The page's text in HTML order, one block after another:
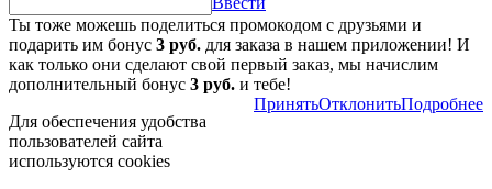
Ты тоже можешь поделиться промокодом с друзьями и
подарить им бонус 3 руб. для заказа в нашем приложении! И
как только они сделают свой первый заказ, мы начислим
дополнительный бонус 3 руб. и тебе!
Для обеспечения удобства
пользователей сайта
используются cookies
ПринятьОтклонитьПодробнее